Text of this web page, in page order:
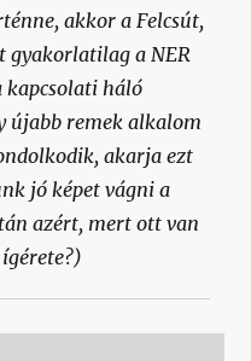
akkor a Felcsút,
gyakorlatilag a NER
kapcsolati háló
újabb remek alkalom
akarja ezt
jó képet vágni a
azért, mert ott van
ígérete?)